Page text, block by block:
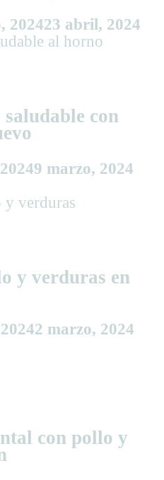
202423 abril, 2024
con
9 marzo, 2024
y verduras en
2 marzo, 2024
con pollo y